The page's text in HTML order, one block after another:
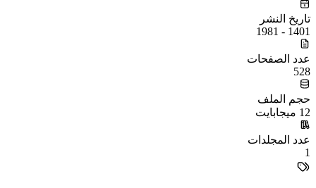
تاريخ النشر
1401 - 1981
عدد الصفحات
528
حجم الملف
12 ميجابايت
عدد المجلدات
1